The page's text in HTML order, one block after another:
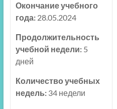
Окончание учебного
года:28.05.2024
Продолжительность
учебной недели:5
дней
Количество учебных
недель:34 недели